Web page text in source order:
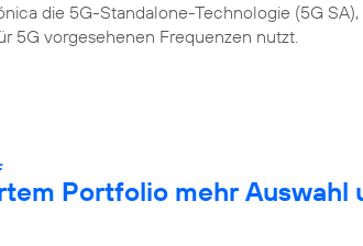
die 5G-Standalone-Technologie (5G SA),
5G vorgesehenen Frequenzen nutzt.
Portfolio mehr Auswahl